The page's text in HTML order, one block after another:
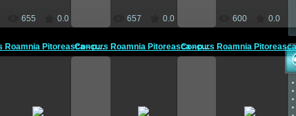
655 0.0 657 0.0 600 0.0
Concurs Roamnia Pitoreasca - prof. Popa Cristina si Rada ... Concurs Roamnia Pitoreasca - prof. Popa Cristina si Rada ...